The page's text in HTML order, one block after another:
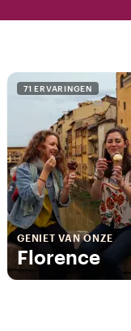
71 ERVARINGEN
GENIET VAN ONZE
Florence